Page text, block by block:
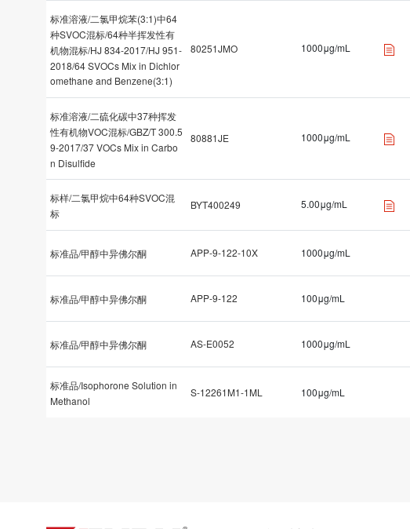
标准溶液/二氯甲烷苯(3:1)中64
种SVOC混标/64种半挥发性有
机物混标/HJ 834-2017/HJ 951-
2018/64 SVOCs Mix in Dichlor
omethane and Benzene(3:1)
80251JMO 1000μg/mL
标准溶液/二硫化碳中37种挥发
性有机物VOC混标/GBZ/T 300.5
9-2017/37 VOCs Mix in Carbo
n Disulfide
80881JE 1000μg/mL
标样/二氯甲烷中64种SVOC混
标
BYT400249 5.00μg/mL
标准品/甲醇中异佛尔酮 APP-9-122-10X 1000μg/mL
标准品/甲醇中异佛尔酮 APP-9-122 100μg/mL
标准品/甲醇中异佛尔酮 AS-E0052 1000μg/mL
标准品/Isophorone Solution in
Methanol
S-12261M1-1ML 100μg/mL